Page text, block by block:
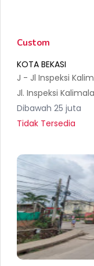
Custom
KOTA BEKASI
Dibawah 25 juta
Tidak Tersedia